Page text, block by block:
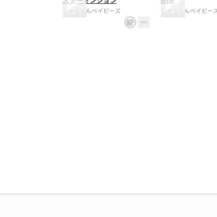
しゃららんベイビーズ しゃららんベイビー